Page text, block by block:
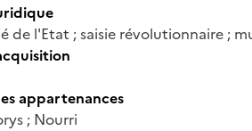
de l'Etat ; saisie révolutionnaire ;
appartenances
; Nourri